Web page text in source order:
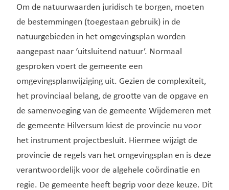
Om de natuurwaarden juridisch te borgen, moeten
de bestemmingen (toegestaan gebruik) in de
natuurgebieden in het omgevingsplan worden
aangepast naar ‘uitsluitend natuur’. Normaal
gesproken voert de gemeente een
omgevingsplanwijziging uit. Gezien de complexiteit,
het provinciaal belang, de grootte van de opgave en
de samenvoeging van de gemeente Wijdemeren met
de gemeente Hilversum kiest de provincie nu voor
het instrument projectbesluit. Hiermee wijzigt de
provincie de regels van het omgevingsplan en is deze
verantwoordelijk voor de algehele coördinatie en
regie. De gemeente heeft begrip voor deze keuze. Dit